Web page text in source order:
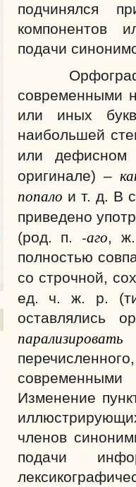
подчинялся
компонентов
подачи
Орфография
современными
или иных
наибольшей
или
оригинале) –
попало и т. д. В
приведено
(род. п. -аго,
полностью
со строчной,
ед. ч. ж. р.
оставлялись
парализировать
Изменение
членов
подачи